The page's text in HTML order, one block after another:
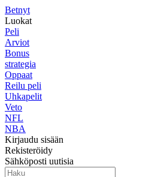
Betnyt
Luokat
Peli
Arviot
Bonus
strategia
Oppaat
Reilu peli
Uhkapelit
Veto
NFL
NBA
Kirjaudu sisään
Rekisteröidy
Sähköposti uutisia